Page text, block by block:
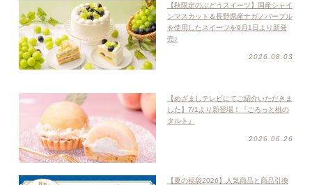
【秋限定のぶどうスイーツ】国産シャイ
ンマスカット＆長野県産ナガノパープル
を使用したスイーツを9月1日より新発
売♪
2026.08.03
【めざましテレビにてご紹介いただきま
した】7/1より新登場！『ごろっと桃の
タルト』
2026.06.26
【夏の福袋2026】人気商品と商品引換